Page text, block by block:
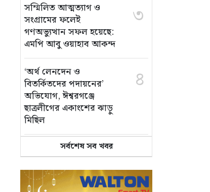
সম্মিলিত আত্মত্যাগ ও
সংগ্রামের ফলেই
গণঅভ্যুত্থান সফল হয়েছে:
এমপি আবু ওয়াহাব আকন্দ
৩
‘অর্থ লেনদেন ও
বিতর্কিতদের পদায়নের’
অভিযোগ, ঈশ্বরগঞ্জে
ছাত্রলীগের একাংশের ঝাড়ু
মিছিল
৪
মানসম্মত শিক্ষা নিশ্চিতে
শ্যামপুরে তৎপর শিক্ষা
অফিসার শাপলা খানম
৫
সর্বশেষ সব খবর